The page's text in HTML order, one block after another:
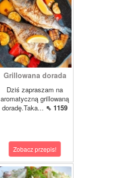
Grillowana dorada
Dziś zapraszam na
aromatyczną grillowaną
doradę.Taka... ⇖ 1159
Zobacz przepis!